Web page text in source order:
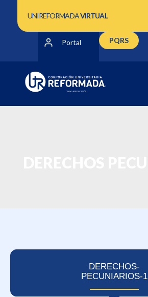
UNIREFORMADAVIRTUAL
Portal PQRS
DERECHOS-
PECUNIARIOS-1